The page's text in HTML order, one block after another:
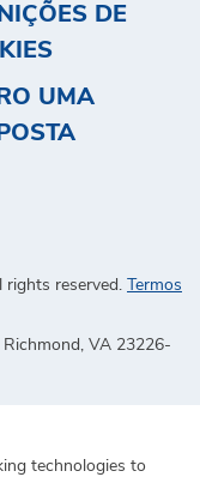
DE
UMA
reserved.
Termos
Richmond, VA 23226-
technologies to